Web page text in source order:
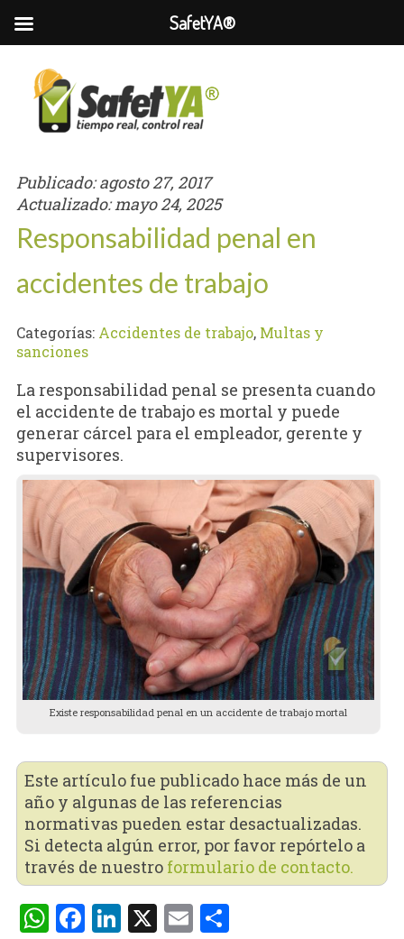
Publicado:agosto 27, 2017
Actualizado:mayo 24, 2025
Responsabilidad penal en
accidentes de trabajo
Categorías: Accidentes de trabajo, Multas y
sanciones
La responsabilidad penal se presenta cuando
el accidente de trabajo es mortal y puede
generar cárcel para el empleador, gerente y
supervisores.
Existe responsabilidad penal en un accidente de trabajo mortal
Este artículo fue publicado hace más de un
año y algunas de las referencias
normativas pueden estar desactualizadas.
Si detecta algún error, por favor repórtelo a
través de nuestro formulario de contacto.
WhatsApp
Facebook
LinkedIn
X EmailCompartir
SafetYA®